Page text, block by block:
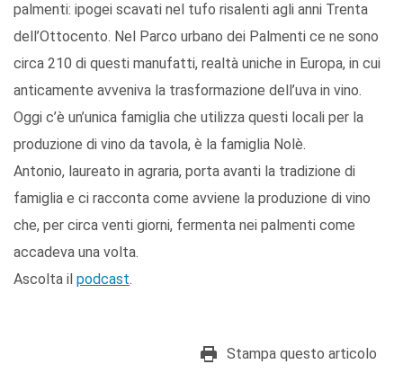
palmenti: ipogei scavati nel tufo risalenti agli anni Trenta
dell’Ottocento. Nel Parco urbano dei Palmenti ce ne sono
circa 210 di questi manufatti, realtà uniche in Europa, in cui
anticamente avveniva la trasformazione dell’uva in vino.
Oggi c’è un’unica famiglia che utilizza questi locali per la
produzione di vino da tavola, è la famiglia Nolè.
Antonio, laureato in agraria, porta avanti la tradizione di
famiglia e ci racconta come avviene la produzione di vino
che, per circa venti giorni, fermenta nei palmenti come
accadeva una volta.
Ascolta il podcast.
Stampa questo articolo